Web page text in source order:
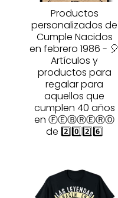
Productos
personalizados de
Cumple Nacidos
en febrero 1986 - 🎈
Artículos y
productos para
regalar para
aquellos que
cumplen 40 años
en ⒻⒺⒷⓇⒺⓇⓄ
de 2️⃣0️⃣2️⃣6️⃣